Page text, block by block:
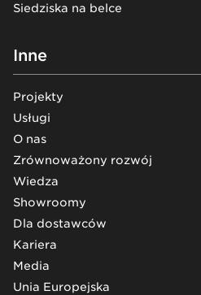
Siedziska na belce
Inne
Projekty
Usługi
O nas
Zrównoważony rozwój
Wiedza
Showroomy
Dla dostawców
Kariera
Media
Unia Europejska